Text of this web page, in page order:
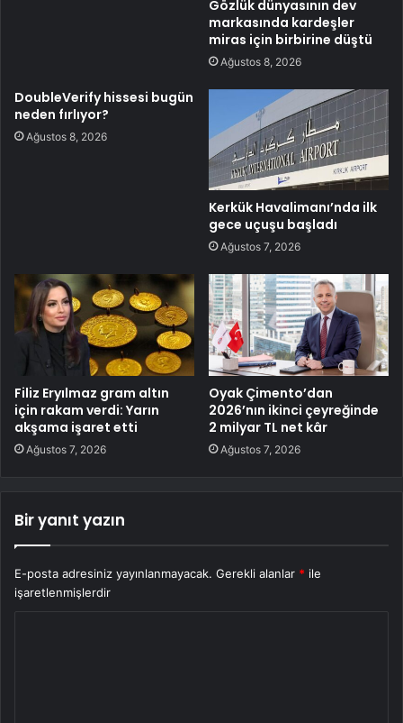
Gözlük dünyasının dev
markasında kardeşler
miras için birbirine düştü
Ağustos 8, 2026
DoubleVerify hissesi bugün
neden fırlıyor?
Ağustos 8, 2026
Kerkük Havalimanı’nda ilk
gece uçuşu başladı
Ağustos 7, 2026
Filiz Eryılmaz gram altın
için rakam verdi: Yarın
akşama işaret etti
Ağustos 7, 2026
Oyak Çimento’dan
2026’nın ikinci çeyreğinde
2 milyar TL net kâr
Ağustos 7, 2026
Bir yanıt yazın
E-posta adresiniz yayınlanmayacak. Gerekli alanlar * ile
işaretlenmişlerdir